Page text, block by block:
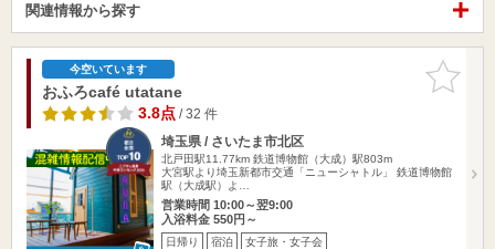
関連情報から探す
お気に入
りに追加
今空いています
おふろcafé utatane
3.8点/ 32 件
埼玉県 / さいたま市北区
北戸田駅11.77km 鉄道博物館（大成）駅803m
大宮駅より埼玉新都市交通「ニューシャトル」 鉄道博物館
駅（大成駅）よ…
営業時間 10:00～翌9:00
入浴料金 550円～
日帰り 宿泊 女子旅・女子会